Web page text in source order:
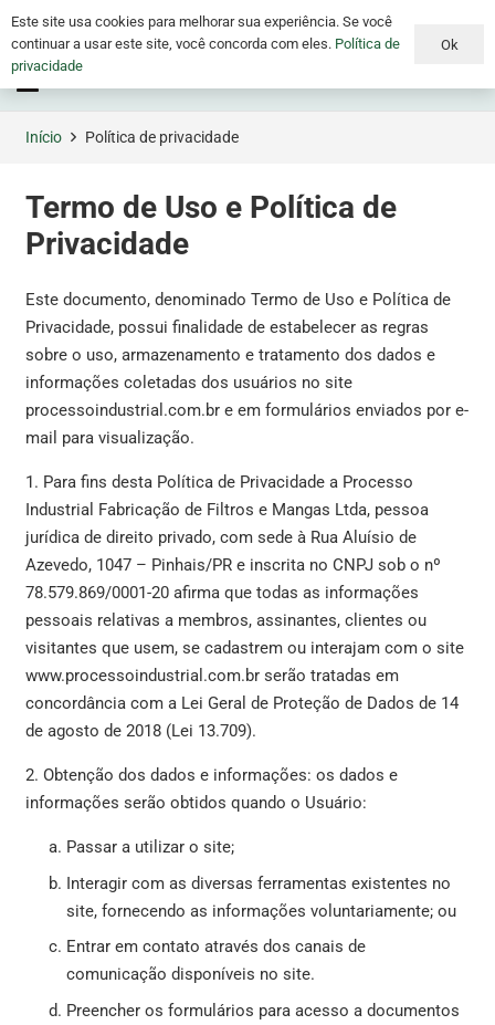
Início Política de privacidade
Termo de Uso e Política de
Privacidade
Este documento, denominado Termo de Uso e Política de
Privacidade, possui finalidade de estabelecer as regras
sobre o uso, armazenamento e tratamento dos dados e
informações coletadas dos usuários no site
processoindustrial.com.br e em formulários enviados por e-
mail para visualização.
1. Para fins desta Política de Privacidade a Processo
Industrial Fabricação de Filtros e Mangas Ltda, pessoa
jurídica de direito privado, com sede à Rua Aluísio de
Azevedo, 1047 – Pinhais/PR e inscrita no CNPJ sob o nº
78.579.869/0001-20 afirma que todas as informações
pessoais relativas a membros, assinantes, clientes ou
visitantes que usem, se cadastrem ou interajam com o site
www.processoindustrial.com.br serão tratadas em
concordância com a Lei Geral de Proteção de Dados de 14
de agosto de 2018 (Lei 13.709).
2. Obtenção dos dados e informações: os dados e
informações serão obtidos quando o Usuário:
Passar a utilizar o site;
Interagir com as diversas ferramentas existentes no
site, fornecendo as informações voluntariamente; ou
Entrar em contato através dos canais de
comunicação disponíveis no site.
Preencher os formulários para acesso a documentos
Este site usa cookies para melhorar sua experiência. Se você
continuar a usar este site, você concorda com eles. Política de
privacidade
Ok